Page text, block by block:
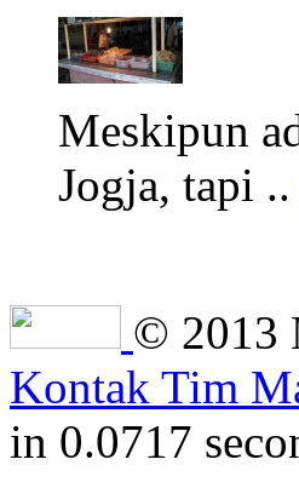
Meskipun
Jogja, tapi ..
© 2013
Kontak Tim
in 0.0717